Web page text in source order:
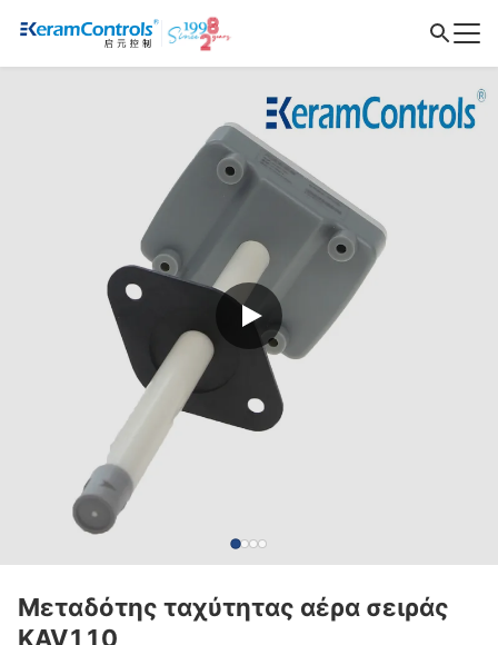
Μεταδότης ταχύτητας αέρα σειράς
KAV110